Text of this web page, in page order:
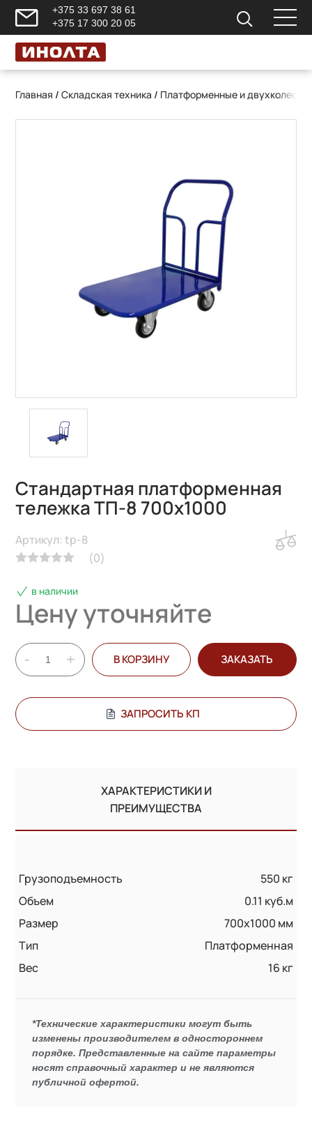
+375 33 697 38 61
+375 17 300 20 05
Главная /Складская техника / Платформенные и
Стандартная платформенная
тележка ТП-8 700х1000
(0)
Артикул: tp-8
в наличии
Цену уточняйте
- + В КОРЗИНУ ЗАКАЗАТЬ
ЗАПРОСИТЬ КП
ХАРАКТЕРИСТИКИ И
ПРЕИМУЩЕСТВА
Грузоподъемность
550 кг
Объем
0.11 куб.м
Размер
700х1000 мм
Тип
Платформенная
Вес
16 кг
*Технические характеристики могут быть
изменены производителем в одностороннем
порядке. Представленные на сайте параметры
носят справочный характер и не являются
публичной офертой.